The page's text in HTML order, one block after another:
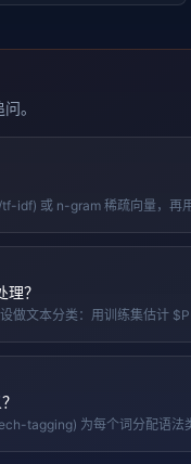
。
idf) 或 n-gram 稀疏向量，再
？
做文本分类：用训练集估计
tagging) 为每个词分配语法